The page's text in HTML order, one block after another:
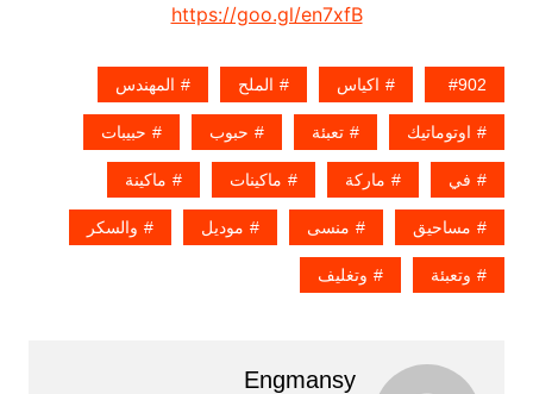
https://goo.gl/en7xfB
902 اكياس الملح المهندس
اوتوماتيك تعبئة حبوب حبيبات
في ماركة ماكينات ماكينة
مساحيق منسى موديل والسكر
وتعبئة وتغليف
Engmansy